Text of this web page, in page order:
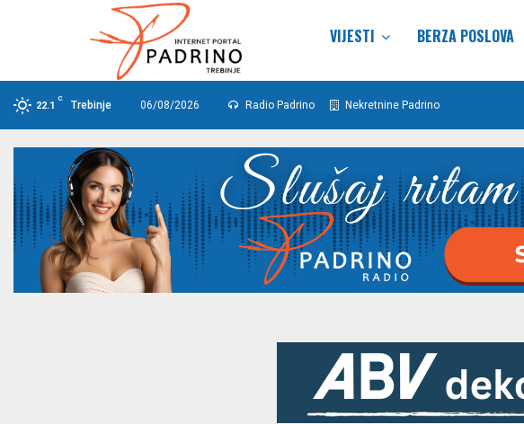
VIJESTI BERZA POSLOVA
22.1
C
Trebinje 06/08/2026 Radio Padrino Nekretnine Padrino